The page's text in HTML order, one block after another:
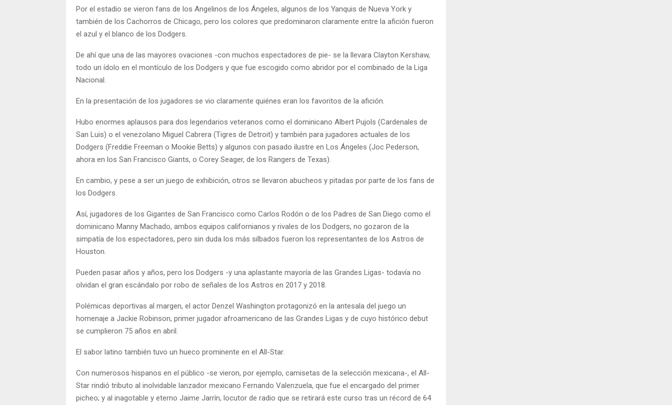
Por el estadio se vieron fans de los Angelinos de los Ángeles, algunos de los Yanquis de Nueva York y
también de los Cachorros de Chicago, pero los colores que predominaron claramente entre la afición fueron
el azul y el blanco de los Dodgers.
De ahí que una de las mayores ovaciones -con muchos espectadores de pie- se la llevara Clayton Kershaw,
todo un ídolo en el montículo de los Dodgers y que fue escogido como abridor por el combinado de la Liga
Nacional.
En la presentación de los jugadores se vio claramente quiénes eran los favoritos de la afición.
Hubo enormes aplausos para dos legendarios veteranos como el dominicano Albert Pujols (Cardenales de
San Luis) o el venezolano Miguel Cabrera (Tigres de Detroit) y también para jugadores actuales de los
Dodgers (Freddie Freeman o Mookie Betts) y algunos con pasado ilustre en Los Ángeles (Joc Pederson,
ahora en los San Francisco Giants, o Corey Seager, de los Rangers de Texas).
En cambio, y pese a ser un juego de exhibición, otros se llevaron abucheos y pitadas por parte de los fans de
los Dodgers.
Así, jugadores de los Gigantes de San Francisco como Carlos Rodón o de los Padres de San Diego como el
dominicano Manny Machado, ambos equipos californianos y rivales de los Dodgers, no gozaron de la
simpatía de los espectadores, pero sin duda los más silbados fueron los representantes de los Astros de
Houston.
Pueden pasar años y años, pero los Dodgers -y una aplastante mayoría de las Grandes Ligas- todavía no
olvidan el gran escándalo por robo de señales de los Astros en 2017 y 2018.
Polémicas deportivas al margen, el actor Denzel Washington protagonizó en la antesala del juego un
homenaje a Jackie Robinson, primer jugador afroamericano de las Grandes Ligas y de cuyo histórico debut
se cumplieron 75 años en abril.
El sabor latino también tuvo un hueco prominente en el All-Star.
Con numerosos hispanos en el público -se vieron, por ejemplo, camisetas de la selección mexicana-, el All-
Star rindió tributo al inolvidable lanzador mexicano Fernando Valenzuela, que fue el encargado del primer
picheo; y al inagotable y eterno Jaime Jarrín, locutor de radio que se retirará este curso tras un récord de 64